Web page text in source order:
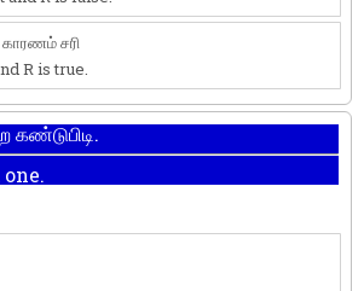
காரணம் சரி
R is true.
கண்டுபிடி.